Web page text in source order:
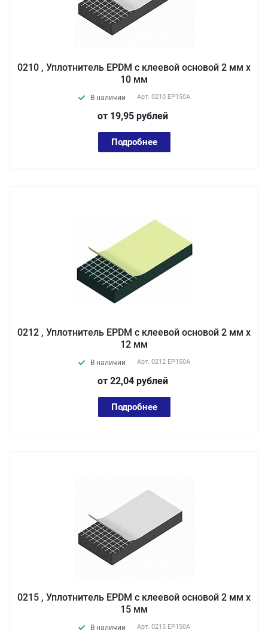
0210 , Уплотнитель EPDM с клеевой основой 2 мм х
10 мм
В наличии Арт. 0210 EP150А
от 19,95 рублей
Подробнее
0212 , Уплотнитель EPDM с клеевой основой 2 мм х
12 мм
В наличии Арт. 0212 EP150А
от 22,04 рублей
Подробнее
0215 , Уплотнитель EPDM с клеевой основой 2 мм х
15 мм
В наличии Арт. 0215 EP150А